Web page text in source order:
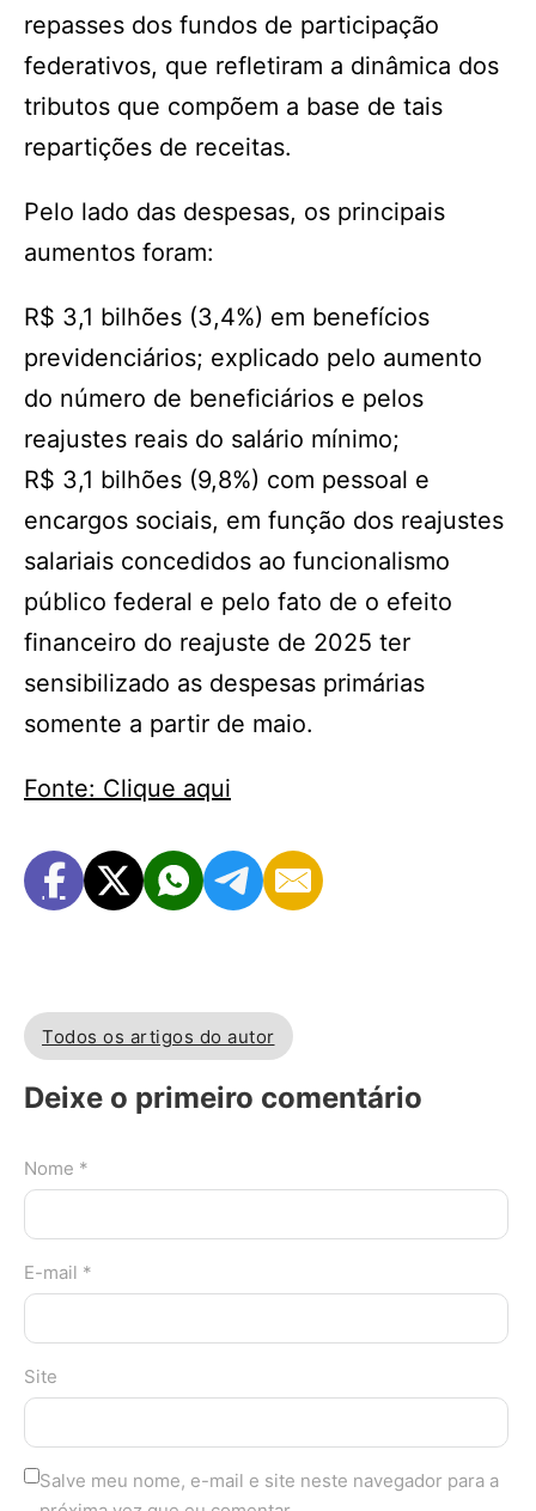
repasses dos fundos de participação
federativos, que refletiram a dinâmica dos
tributos que compõem a base de tais
repartições de receitas.
Pelo lado das despesas, os principais
aumentos foram:
R$ 3,1 bilhões (3,4%) em benefícios
previdenciários; explicado pelo aumento
do número de beneficiários e pelos
reajustes reais do salário mínimo;
R$ 3,1 bilhões (9,8%) com pessoal e
encargos sociais, em função dos reajustes
salariais concedidos ao funcionalismo
público federal e pelo fato de o efeito
financeiro do reajuste de 2025 ter
sensibilizado as despesas primárias
somente a partir de maio.
Fonte: Clique aqui
Todos os artigos do autor
Deixe o primeiro comentário
Nome *
E-mail *
Site
Salve meu nome, e-mail e site neste navegador para a